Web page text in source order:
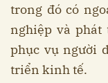
trong đó có
nghiệp và
phục vụ người
triển kinh tế.